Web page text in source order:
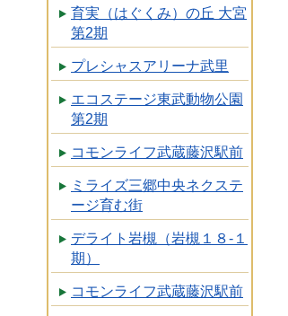
育実（はぐくみ）の丘 大宮
第2期
プレシャスアリーナ武里
エコステージ東武動物公園
第2期
コモンライフ武蔵藤沢駅前
ミライズ三郷中央ネクステ
ージ育む街
デライト岩槻（岩槻１８-１
期）
コモンライフ武蔵藤沢駅前